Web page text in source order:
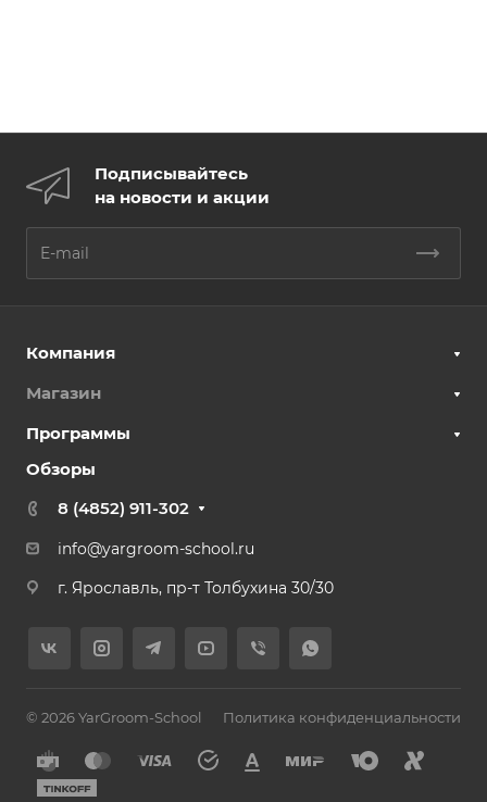
Подписывайтесь
на новости и акции
Компания
Магазин
Программы
Обзоры
8 (4852) 911-302
info@yargroom-school.ru
г. Ярославль, пр-т Толбухина 30/30
© 2026 YarGroom-School Политика конфиденциальности